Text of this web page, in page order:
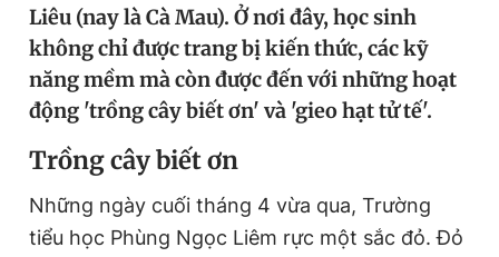
Video Magazine
Sản phẩm khác
Tiện ích
Thông tin tòa soạn Liên hệ quảng cáo
Liêu (nay là Cà Mau). Ở nơi đây, học sinh
không chỉ được trang bị kiến thức, các kỹ
năng mềm mà còn được đến với những hoạt
động 'trồng cây biết ơn' và 'gieo hạt tử tế'.
Trồng cây biết ơn
Những ngày cuối tháng 4 vừa qua, Trường
tiểu học Phùng Ngọc Liêm rực một sắc đỏ. Đỏ